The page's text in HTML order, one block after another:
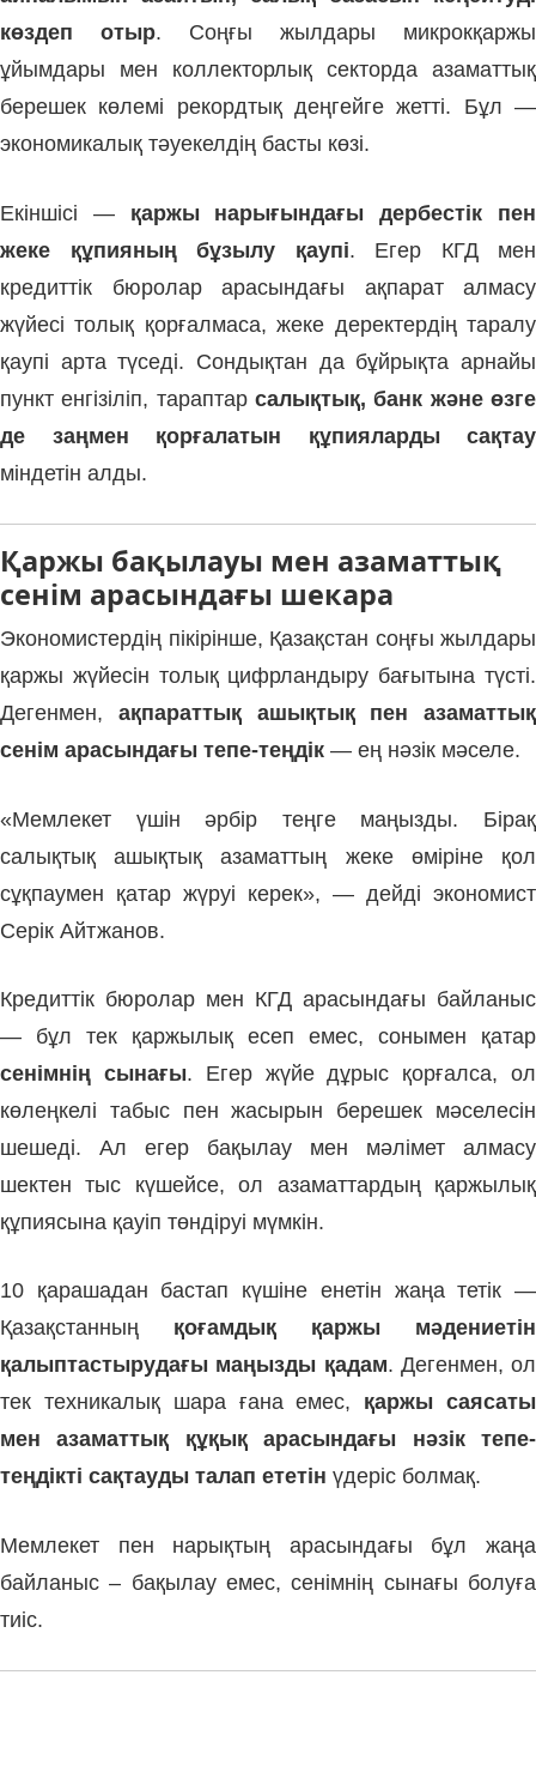
көздеп отыр. Соңғы жылдары микрокқаржы
ұйымдары мен коллекторлық секторда азаматтық
берешек көлемі рекордтық деңгейге жетті. Бұл —
экономикалық тәуекелдің басты көзі.
Екіншісі — қаржы нарығындағы дербестік пен
жеке құпияның бұзылу қаупі. Егер КГД мен
кредиттік бюролар арасындағы ақпарат алмасу
жүйесі толық қорғалмаса, жеке деректердің таралу
қаупі арта түседі. Сондықтан да бұйрықта арнайы
пункт енгізіліп, тараптар салықтық, банк және өзге
де заңмен қорғалатын құпияларды сақтау
міндетін алды.
Қаржы бақылауы мен азаматтық
сенім арасындағы шекара
Экономистердің пікірінше, Қазақстан соңғы жылдары
қаржы жүйесін толық цифрландыру бағытына түсті.
Дегенмен, ақпараттық ашықтық пен азаматтық
сенім арасындағы тепе-теңдік — ең нәзік мәселе.
«Мемлекет үшін әрбір теңге маңызды. Бірақ
салықтық ашықтық азаматтың жеке өміріне қол
сұқпаумен қатар жүруі керек», — дейді экономист
Серік Айтжанов.
Кредиттік бюролар мен КГД арасындағы байланыс
— бұл тек қаржылық есеп емес, сонымен қатар
сенімнің сынағы. Егер жүйе дұрыс қорғалса, ол
көлеңкелі табыс пен жасырын берешек мәселесін
шешеді. Ал егер бақылау мен мәлімет алмасу
шектен тыс күшейсе, ол азаматтардың қаржылық
құпиясына қауіп төндіруі мүмкін.
10 қарашадан бастап күшіне енетін жаңа тетік —
Қазақстанның қоғамдық қаржы мәдениетін
қалыптастырудағы маңызды қадам. Дегенмен, ол
тек техникалық шара ғана емес, қаржы саясаты
мен азаматтық құқық арасындағы нәзік тепе-
теңдікті сақтауды талап ететін үдеріс болмақ.
Мемлекет пен нарықтың арасындағы бұл жаңа
байланыс – бақылау емес, сенімнің сынағы болуға
тиіс.